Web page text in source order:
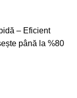
– Eficient
până la %80